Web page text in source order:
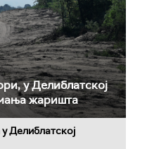
у Делиблатској
жаришта
Делиблатској